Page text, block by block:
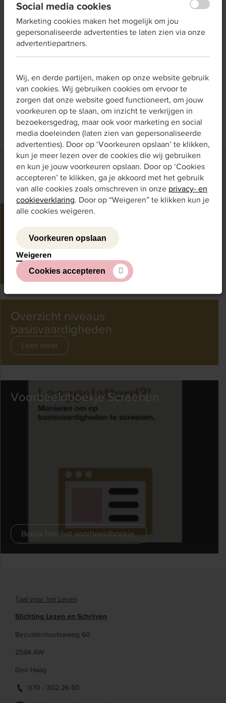
Onze screeningsinstrumenten zijn (grotendeels)
gevalideerd en mogen daarom niet worden verspreid.
Dit heeft namelijk invloed op de uitslag, waardoor deze
niet meer betrouwbaar is.
In ons voorbeeldboekje vindt u alle uitgebreide
informatie over screenen en de
screeningsinstrumenten.
Neem contact met ons op voor meer informatie over de
basismeters.
Klik hier
Overzicht niveaus
basisvaardigheden
Lees meer
Voorbeeldboekje Screenen
Bekijk hier het voorbeeldboekje.
Taal voor het Leven
Stichting Lezen en Schrijven
Bezuidenhoutseweg 60
2594 AW
Den Haag
070 - 302 26 60
Social media cookies
Marketing cookies maken het mogelijk om jou
gepersonaliseerde advertenties te laten zien via onze
advertentiepartners.
Wij, en derde partijen, maken op onze website gebruik
van cookies. Wij gebruiken cookies om ervoor te
zorgen dat onze website goed functioneert, om jouw
voorkeuren op te slaan, om inzicht te verkrijgen in
bezoekersgedrag, maar ook voor marketing en social
media doeleinden (laten zien van gepersonaliseerde
advertenties). Door op ‘Voorkeuren opslaan’ te klikken,
kun je meer lezen over de cookies die wij gebruiken
en kun je jouw voorkeuren opslaan. Door op ‘Cookies
accepteren’ te klikken, ga je akkoord met het gebruik
van alle cookies zoals omschreven in onze privacy- en
cookieverklaring. Door op “Weigeren” te klikken kun je
alle cookies weigeren.
Voorkeuren opslaan
Weigeren
Cookies accepteren